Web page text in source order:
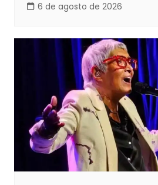
6 de agosto de 2026